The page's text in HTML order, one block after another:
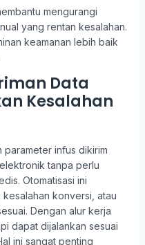
mengurangi
yang rentan kesalahan.
keamanan lebih baik
Data
Kesalahan
parameter infus dikirim
tanpa perlu
Otomatisasi ini
konversi, atau
Dengan alur kerja
dapat dijalankan sesuai
ini sangat penting